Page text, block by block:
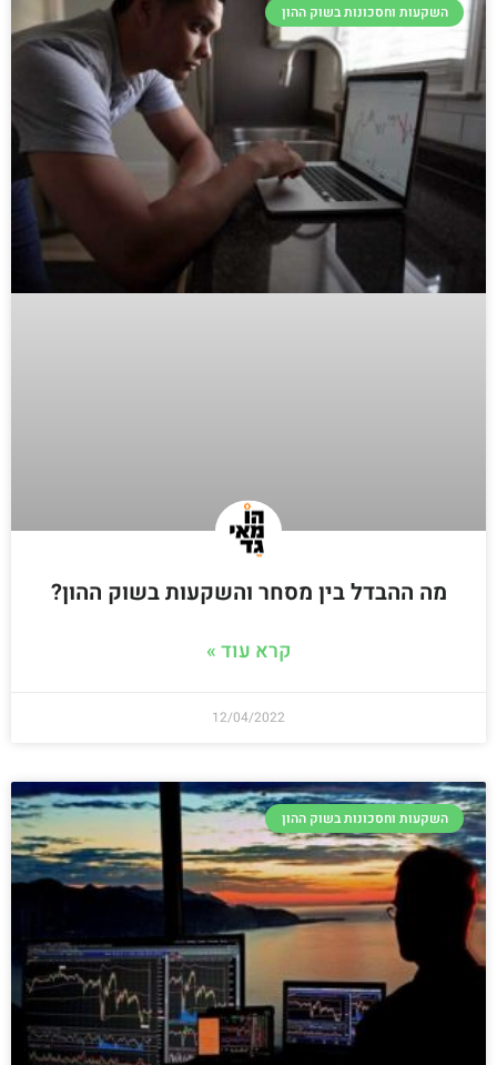
השקעות וחסכונות בשוק ההון
מה ההבדל בין מסחר והשקעות בשוק ההון?
קרא עוד »
12/04/2022
השקעות וחסכונות בשוק ההון